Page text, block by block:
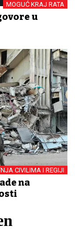
MOGUĆ KRAJ RATA
u
CIVILIMA I REGIJI
na